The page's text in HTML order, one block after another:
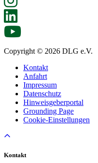
Copyright © 2026 DLG e.V.
Kontakt
Anfahrt
Impressum
Datenschutz
Hinweisgeberportal
Grounding Page
Cookie-Einstellungen
Kontakt